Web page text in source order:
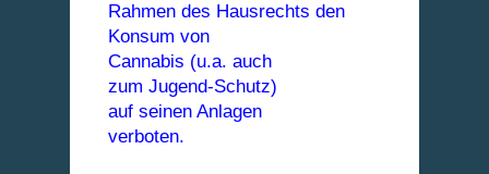
Rahmen des Hausrechts den
Konsum von
Cannabis (u.a. auch
zum Jugend-Schutz)
auf seinen Anlagen
verboten.